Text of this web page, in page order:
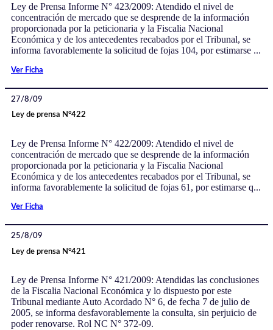
Ley de Prensa Informe N° 423/2009: Atendido el nivel de
concentración de mercado que se desprende de la información
proporcionada por la peticionaria y la Fiscalia Nacional
Económica y de los antecedentes recabados por el Tribunal, se
informa favorablemente la solicitud de fojas 104, por estimarse ...
Ver Ficha
27/8/09
Ley de prensa N°422
Ley de Prensa Informe N° 422/2009: Atendido el nivel de
concentración de mercado que se desprende de la información
proporcionada por la peticionaria y la Fiscalia Nacional
Económica y de los antecedentes recabados por el Tribunal, se
informa favorablemente la solicitud de fojas 61, por estimarse q...
Ver Ficha
25/8/09
Ley de prensa N°421
Ley de Prensa Informe N° 421/2009: Atendidas las conclusiones
de la Fiscalia Nacional Económica y lo dispuesto por este
Tribunal mediante Auto Acordado N° 6, de fecha 7 de julio de
2005, se informa desfavorablemente la consulta, sin perjuicio de
poder renovarse. Rol NC N° 372-09.